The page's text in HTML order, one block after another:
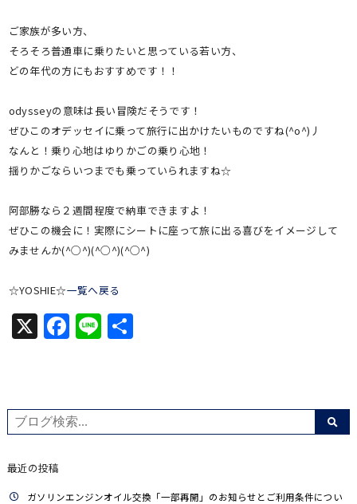
ご家族が多い方、
そろそろ普通車に乗りたいと思っている若い方、
どの年代の方にもおすすめです！！
odysseyの意味は長い冒険だそうです！
ぜひこのオデッセイに乗って旅行に出かけたいものですね(^o^)丿
なんと！乗り心地はゆりかごの乗り心地！
揺りかごならいつまでも乗っていられますね☆
阿部勝なら２週間程度で納車できますよ！
ぜひこの機会に！実際にシートに座って旅に出る喜びをイメージして
みませんか(^○^)(^○^)(^○^)
☆YOSHIE☆一覧へ戻る
X Facebook
Line共
最近の投稿
ガソリンエンジンオイル交換「一部再開」のお知らせとご利用条件につい